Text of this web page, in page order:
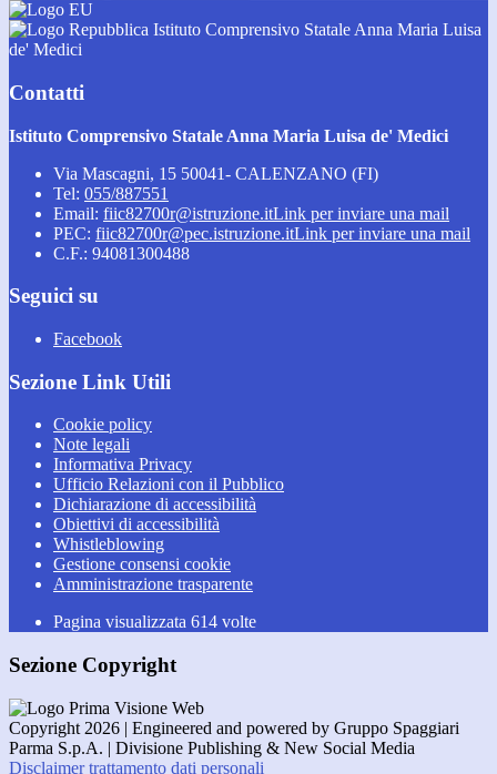
Istituto Comprensivo Statale Anna Maria Luisa
de' Medici
Contatti
Istituto Comprensivo Statale Anna Maria Luisa de' Medici
Via Mascagni, 15 50041- CALENZANO (FI)
Tel: 055/887551
Email: fiic82700r@istruzione.itLink per inviare una mail
PEC: fiic82700r@pec.istruzione.itLink per inviare una mail
C.F.: 94081300488
Seguici su
Facebook
Sezione Link Utili
Cookie policy
Note legali
Informativa Privacy
Ufficio Relazioni con il Pubblico
Dichiarazione di accessibilità
Obiettivi di accessibilità
Whistleblowing
Gestione consensi cookie
Amministrazione trasparente
Pagina visualizzata 614 volte
Sezione Copyright
Copyright 2026 | Engineered and powered by Gruppo Spaggiari
Parma S.p.A. | Divisione Publishing & New Social Media
Disclaimer trattamento dati personali